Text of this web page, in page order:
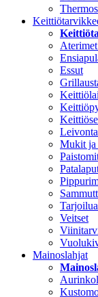
Thermos
Essut
Mukit ja
Veitset
Mainoslahjat